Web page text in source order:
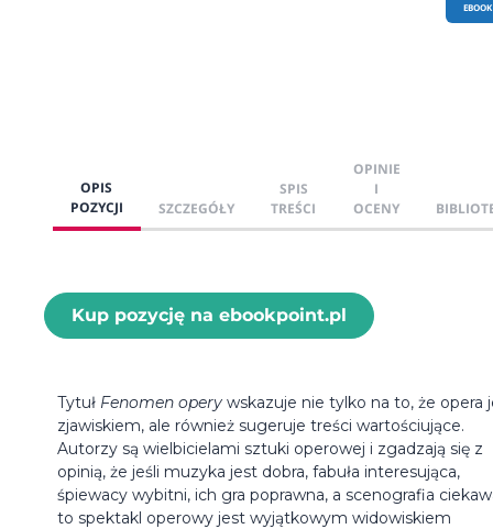
EBOOK
OPIS
POZYCJI
SZCZEGÓŁY
SPIS
TREŚCI
OPINIE
I
OCENY
Kup pozycję na ebookpoint.pl
Tytuł Fenomen opery wskazuje nie tylko na to, że opera
zjawiskiem, ale również sugeruje treści wartościujące.
Autorzy są wielbicielami sztuki operowej i zgadzają się z
opinią, że jeśli muzyka jest dobra, fabuła interesująca,
śpiewacy wybitni, ich gra poprawna, a scenografia
to spektakl operowy jest wyjątkowym widowiskiem